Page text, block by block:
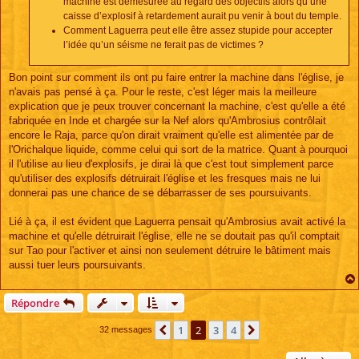
caisse d’explosif à retardement aurait pu venir à bout du temple.
Comment Laguerra peut elle être assez stupide pour accepter
l’idée qu’un séisme ne ferait pas de victimes ?
Bon point sur comment ils ont pu faire entrer la machine dans l'église, je
n'avais pas pensé à ça. Pour le reste, c'est léger mais la meilleure
explication que je peux trouver concernant la machine, c'est qu'elle a été
fabriquée en Inde et chargée sur la Nef alors qu'Ambrosius contrôlait
encore le Raja, parce qu'on dirait vraiment qu'elle est alimentée par de
l'Orichalque liquide, comme celui qui sort de la matrice. Quant à pourquoi
il l'utilise au lieu d'explosifs, je dirai là que c'est tout simplement parce
qu'utiliser des explosifs détruirait l'église et les fresques mais ne lui
donnerai pas une chance de se débarrasser de ses poursuivants.
Lié à ça, il est évident que Laguerra pensait qu'Ambrosius avait activé la
machine et qu'elle détruirait l'église, elle ne se doutait pas qu'il comptait
sur Tao pour l'activer et ainsi non seulement détruire le bâtiment mais
aussi tuer leurs poursuivants.
Répondre
32 messages Précédente
1 2 3 4